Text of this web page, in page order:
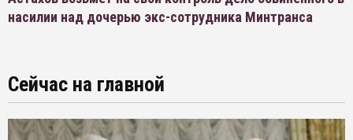
насилии над дочерью экс-сотрудника Минтранса
Сейчас на главной